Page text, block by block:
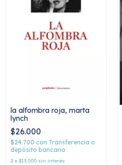
la alfombra roja, marta
lynch
$26.000
$24.700 con Transferencia o
depósito bancario
2 x $13.000 sin interés